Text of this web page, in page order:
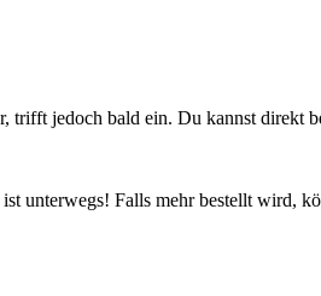
trifft jedoch bald ein. Du kannst direkt
unterwegs! Falls mehr bestellt wird,